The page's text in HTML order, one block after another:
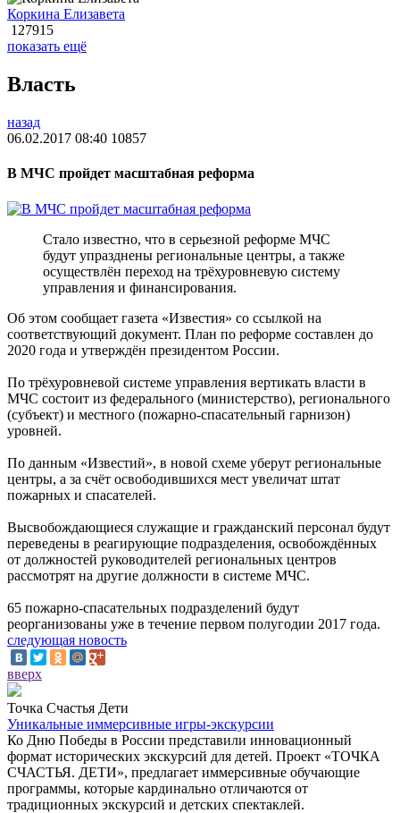
Коркина Елизавета
127915
показать ещё
Власть
назад
06.02.2017 08:40 10857
В МЧС пройдет масштабная реформа
Стало известно, что в серьезной реформе МЧС
будут упразднены региональные центры, а также
осуществлён переход на трёхуровневую систему
управления и финансирования.
Об этом сообщает газета «Известия» со ссылкой на
соответствующий документ. План по реформе составлен до
2020 года и утверждён президентом России.
По трёхуровневой системе управления вертикать власти в
МЧС состоит из федерального (министерство), регионального
(субъект) и местного (пожарно-спасательный гарнизон)
уровней.
По данным «Известий», в новой схеме уберут региональные
центры, а за счёт освободившихся мест увеличат штат
пожарных и спасателей.
Высвобождающиеся служащие и гражданский персонал будут
переведены в реагирующие подразделения, освобождённых
от должностей руководителей региональных центров
рассмотрят на другие должности в системе МЧС.
65 пожарно-спасательных подразделений будут
реорганизованы уже в течение первом полугодии 2017 года.
следующая новость
вверх
Точка Счастья Дети
Уникальные иммерсивные игры-экскурсии
Ко Дню Победы в России представили инновационный
формат исторических экскурсий для детей. Проект «ТОЧКА
СЧАСТЬЯ. ДЕТИ», предлагает иммерсивные обучающие
программы, которые кардинально отличаются от
традиционных экскурсий и детских спектаклей.